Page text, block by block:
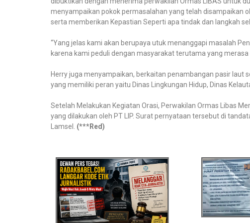
menyampaikan pokok permasalahan yang telah disampaikan
serta memberikan Kepastian Seperti apa tindak dan langkah
“Yang jelas kami akan berupaya utuk menanggapi masalah
karena kami peduli dengan masyarakat terutama yang
Herry juga menyampaikan, berkaitan penambangan pasir laut
yang memiliki peran yaitu Dinas Lingkungan Hidup, Dinas
Setelah Melakukan Kegiatan Orasi, Perwakilan Ormas Libas
yang dilakukan oleh PT LIP. Surat pernyataan tersebut di
Lamsel. (***Red)